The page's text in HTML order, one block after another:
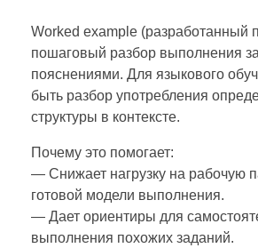
Worked example (разработанный
пошаговый разбор выполнения
пояснениями. Для языкового
быть разбор употребления
структуры в контексте.
Почему это помогает:
— Снижает нагрузку на рабочую
готовой модели выполнения.
— Дает ориентиры для
выполнения похожих заданий.